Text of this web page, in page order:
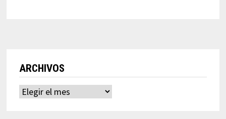
ARCHIVOS
Archivos